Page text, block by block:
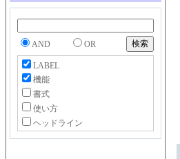
AND OR
LABEL
機能
書式
使い方
ヘッドライン